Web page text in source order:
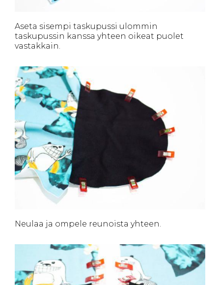
Aseta sisempi taskupussi ulommin
taskupussin kanssa yhteen oikeat puolet
vastakkain.
Neulaa ja ompele reunoista yhteen.